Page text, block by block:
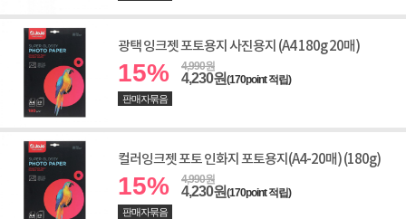
광택 잉크젯 포토용지 사진용지 (A4 180g 20매)
15% 4,990원
4,230원(170point 적립)
판매자묶음
컬러잉크젯 포토 인화지 포토용지(A4-20매) (180g)
15% 4,990원
4,230원(170point 적립)
판매자묶음